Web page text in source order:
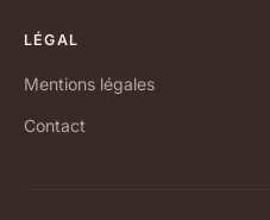
LÉGAL
Mentions légales
Contact